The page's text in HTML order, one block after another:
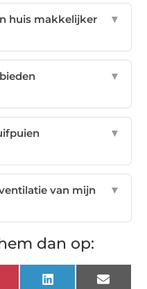
huis makkelijker
▼
▼
▼
van mijn
▼
dan op:
LinkedIn Email